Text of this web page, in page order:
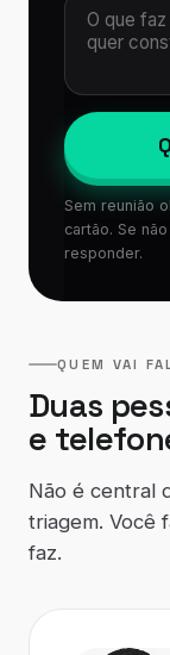
Sem reunião
cartão. Se
responder.
QUEM VAI
Duas
e
Não é central
triagem. Você
faz.